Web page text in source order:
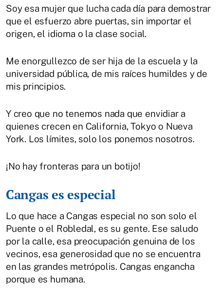
Soy esa mujer que lucha cada día para demostrar
que el esfuerzo abre puertas, sin importar el
origen, el idioma o la clase social.
Me enorgullezco de ser hija de la escuela y la
universidad pública, de mis raíces humildes y de
mis principios.
Y creo que no tenemos nada que envidiar a
quienes crecen en California, Tokyo o Nueva
York. Los límites, solo los ponemos nosotros.
¡No hay fronteras para un botijo!
Cangas es especial
Lo que hace a Cangas especial no son solo el
Puente o el Robledal, es su gente. Ese saludo
por la calle, esa preocupación genuina de los
vecinos, esa generosidad que no se encuentra
en las grandes metrópolis. Cangas engancha
porque es humana.